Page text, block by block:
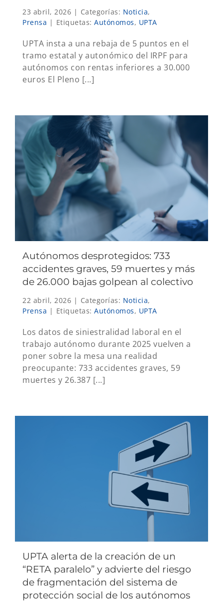
23 abril, 2026 | Categorías: Noticia,
Prensa | Etiquetas: Autónomos, UPTA
UPTA insta a una rebaja de 5 puntos en el
tramo estatal y autonómico del IRPF para
autónomos con rentas inferiores a 30.000
euros El Pleno [...]
Autónomos desprotegidos: 733
accidentes graves, 59 muertes y más
de 26.000 bajas golpean al colectivo
22 abril, 2026 | Categorías: Noticia,
Prensa | Etiquetas: Autónomos, UPTA
Los datos de siniestralidad laboral en el
trabajo autónomo durante 2025 vuelven a
poner sobre la mesa una realidad
preocupante: 733 accidentes graves, 59
muertes y 26.387 [...]
UPTA alerta de la creación de un
“RETA paralelo” y advierte del riesgo
de fragmentación del sistema de
protección social de los autónomos